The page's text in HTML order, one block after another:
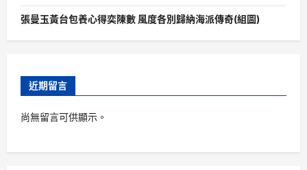
張曼玉黃台包養心得奕陳數 風度各別歸納海派傳奇(組圖)
近期留言
尚無留言可供顯示。